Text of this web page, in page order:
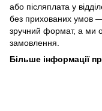
або післяплата у
без прихованих умов
зручний формат, а ми
замовлення.
Більше інформації